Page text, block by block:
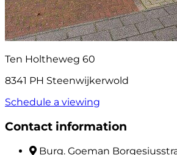
Ten Holtheweg 60
8341 PH Steenwijkerwold
Schedule a viewing
Contact information
Burg. Goeman